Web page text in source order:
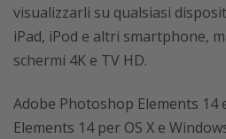
visualizzarli su qualsiasi
iPad, iPod e altri smartphone,
schermi 4K e TV HD.
Adobe Photoshop Elements 14
Elements 14 per OS X e